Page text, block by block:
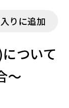
りに追加
ついて
～